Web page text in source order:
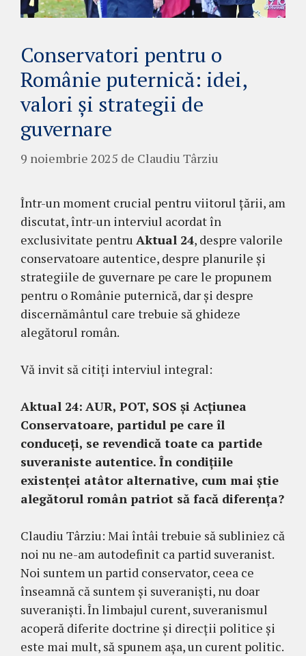
Conservatori pentru o
Românie puternică: idei,
valori și strategii de
guvernare
9 noiembrie 2025 de Claudiu Târziu
Într-un moment crucial pentru viitorul țării, am
discutat, într-un interviul acordat în
exclusivitate pentru Aktual 24, despre valorile
conservatoare autentice, despre planurile și
strategiile de guvernare pe care le propunem
pentru o Românie puternică, dar și despre
discernământul care trebuie să ghideze
alegătorul român.
Vă invit să citiți interviul integral:
Aktual 24: AUR, POT, SOS și Acțiunea
Conservatoare, partidul pe care îl
conduceți, se revendică toate ca partide
suveraniste autentice. În condițiile
existenței atâtor alternative, cum mai știe
alegătorul român patriot să facă diferența?
Claudiu Târziu: Mai întâi trebuie să subliniez că
noi nu ne-am autodefinit ca partid suveranist.
Noi suntem un partid conservator, ceea ce
înseamnă că suntem și suveraniști, nu doar
suveraniști. În limbajul curent, suveranismul
acoperă diferite doctrine și direcții politice și
este mai mult, să spunem așa, un curent politic.